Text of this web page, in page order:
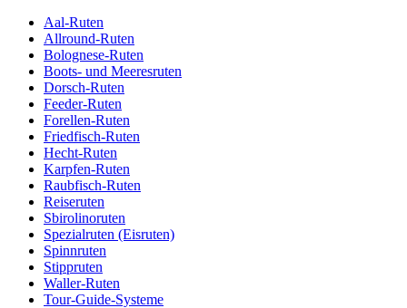
Aal-Ruten
Allround-Ruten
Bolognese-Ruten
Boots- und Meeresruten
Dorsch-Ruten
Feeder-Ruten
Forellen-Ruten
Friedfisch-Ruten
Hecht-Ruten
Karpfen-Ruten
Raubfisch-Ruten
Reiseruten
Sbirolinoruten
Spezialruten (Eisruten)
Spinnruten
Stippruten
Waller-Ruten
Tour-Guide-Systeme